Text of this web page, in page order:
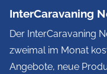
InterCaravaning
Der InterCaravaning
zweimal im Monat
Angebote, neue